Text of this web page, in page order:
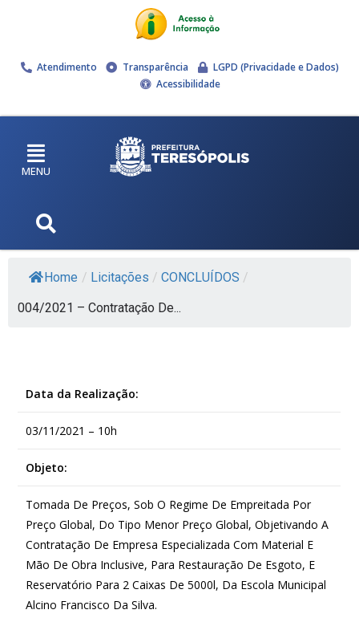
Atendimento Transparência
LGPD (Privacidade e Dados)
Acessibilidade
MENU
Home / Licitações / CONCLUÍDOS /
004/2021 – Contratação De...
Data da Realização:
03/11/2021 – 10h
Objeto:
Tomada De Preços, Sob O Regime De Empreitada Por
Preço Global, Do Tipo Menor Preço Global, Objetivando A
Contratação De Empresa Especializada Com Material E
Mão De Obra Inclusive, Para Restauração De Esgoto, E
Reservatório Para 2 Caixas De 5000l, Da Escola Municipal
Alcino Francisco Da Silva.